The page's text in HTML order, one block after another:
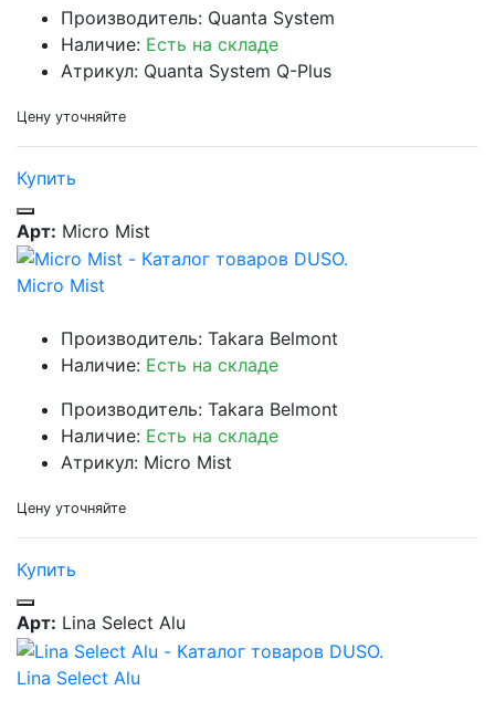
Производитель: Quanta System
Наличие: Есть на складе
Атрикул: Quanta System Q-Plus
Цену уточняйте
Купить
Арт: Micro Mist
Micro Mist
Производитель: Takara Belmont
Наличие: Есть на складе
Производитель: Takara Belmont
Наличие: Есть на складе
Атрикул: Micro Mist
Цену уточняйте
Купить
Арт: Lina Select Alu
Lina Select Alu